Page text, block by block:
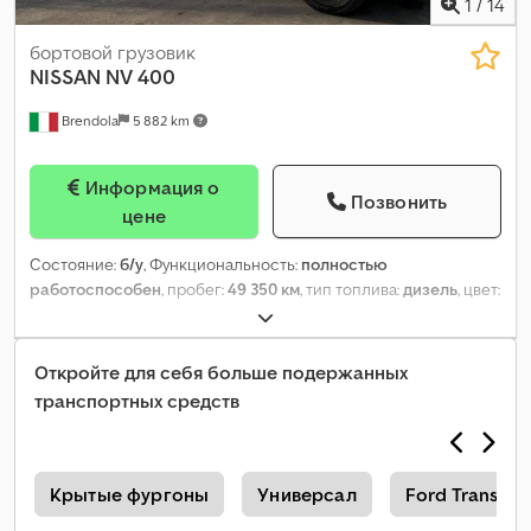
1 / 14
Brendola 5 882 km
бортовой грузовик
NISSAN NV 400
цене
Позвонить
Состояние:б/у, Функциональность: полностью
работоспособен, пробег:49 350 км, тип топлива:дизель, цвет:
Евро 6, Год выпуска:
Откройте для себя больше подержанных
транспортных средств
Крытые фургоны Универсал Ford Transit